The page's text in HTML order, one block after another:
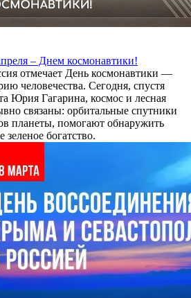
– Днем космонавтики!
отмечает День космонавтики —
человечества. Сегодня, спустя
Юрия Гагарина, космос и лесная
связаны: орбитальные спутники
планеты, помогают обнаружить
богатство.